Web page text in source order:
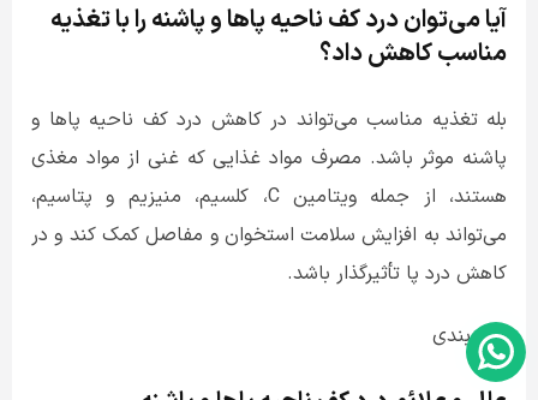
آیا می‌توان درد کف ناحیه پاها و پاشنه را با تغذیه
مناسب کاهش داد؟
بله تغذیه مناسب می‌تواند در کاهش درد کف ناحیه پاها و
پاشنه موثر باشد. مصرف مواد غذایی که غنی از مواد مغذی
هستند، از جمله ویتامینC، کلسیم، منیزیم و پتاسیم،
می‌تواند به افزایش سلامت استخوان و مفاصل کمک کند و در
کاهش درد پا تأثیرگذار باشد.
جمع‌بندی